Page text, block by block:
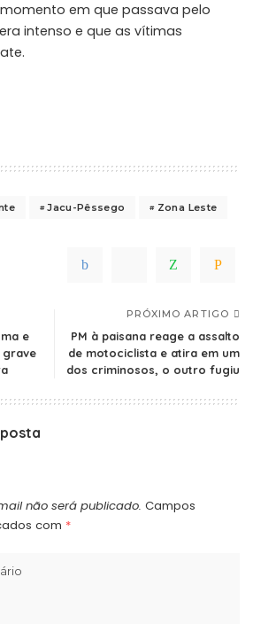
em que passava pelo
intenso e que as vítimas
Jacu-Pêssego Zona Leste
e
PRÓXIMO ARTIGO
PM à paisana reage a assalto
de motociclista e atira em um
dos criminosos, o outro fugiu
não será publicado. Campos
com *